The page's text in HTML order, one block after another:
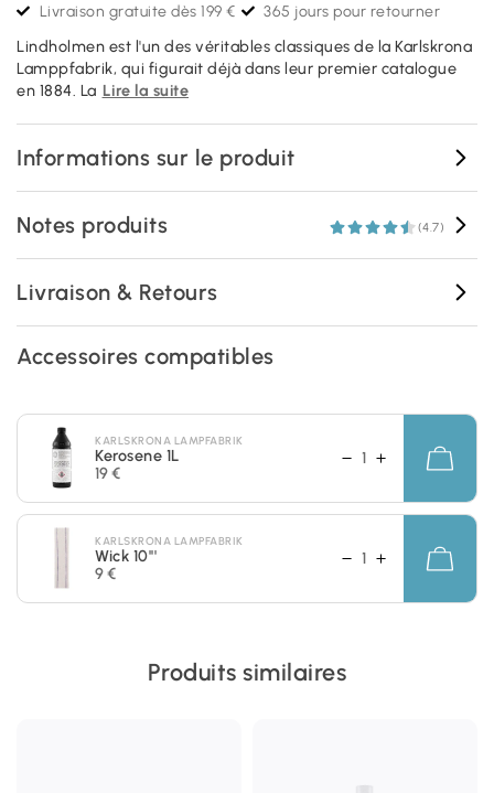
Livraison gratuite dès 199 € 365 jours pour retourner
Lindholmen est l'un des véritables classiques de la Karlskrona
Lamppfabrik, qui figurait déjà dans leur premier catalogue
en 1884. La Lire la suite
Informations sur le produit
Notes produits (4.7)
Livraison & Retours
Accessoires compatibles
KARLSKRONA LAMPFABRIK
Kerosene 1L
19 €
KARLSKRONA LAMPFABRIK
Wick 10'''
9 €
Produits similaires